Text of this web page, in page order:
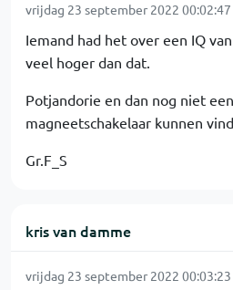
vrijdag 23 september 2022 00:02:47
Iemand had het over een IQ
veel hoger dan dat.
Potjandorie en dan nog niet
magneetschakelaar kunnen
Gr.F_S
kris van damme
vrijdag 23 september 2022 00:03:23